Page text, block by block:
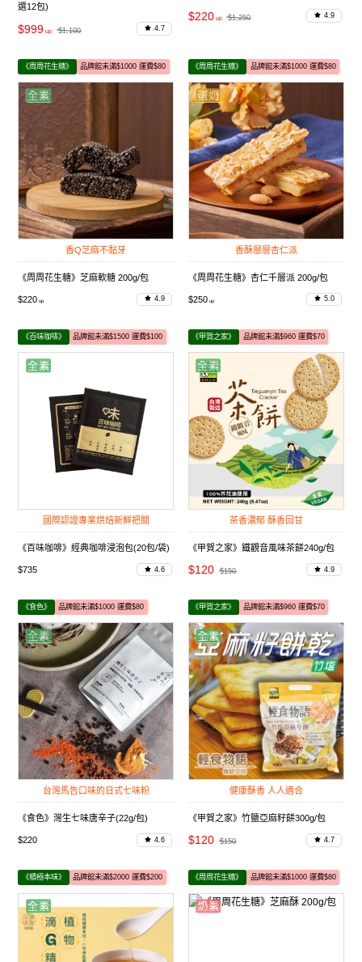
選12包)
$999 $1,100 4.7
$220 $1,250 4.9
《周周花生糖》 品牌館未滿$1000 運費$80
香Q芝麻不黏牙
《周周花生糖》芝麻軟糖 200g/包
$220 4.9
《周周花生糖》 品牌館未滿$1000 運費$80
香酥層層杏仁派
《周周花生糖》杏仁千層派 200g/包
$250 5.0
《百味咖啡》 品牌館未滿$1500 運費$100
國際認證專業烘焙新鮮把關
《百味咖啡》經典咖啡浸泡包(20包/袋)
$735 4.6
《甲賀之家》 品牌館未滿$960 運費$70
茶香濃郁 酥香回甘
《甲賀之家》鐵觀音風味茶餅240g/包
$120 $150 4.9
《食色》 品牌館未滿$1000 運費$80
台灣馬告口味的日式七味粉
《食色》灣生七味唐辛子(22g/包)
$220 4.6
《甲賀之家》 品牌館未滿$960 運費$70
健康酥香 人人適合
《甲賀之家》竹鹽亞麻籽餅300g/包
$120 $150 4.7
《積極本味》 品牌館未滿$2000 運費$200 《周周花生糖》 品牌館未滿$1000 運費$80